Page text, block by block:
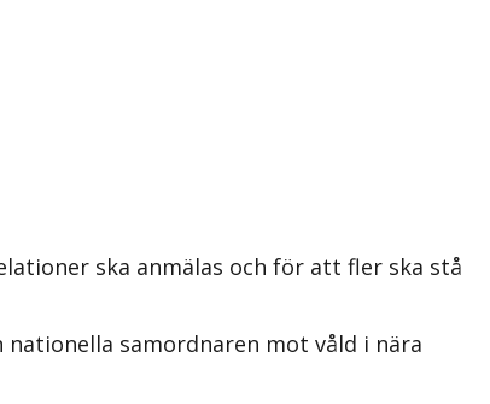
ska anmälas och för att fler ska stå
samordnaren mot våld i nära